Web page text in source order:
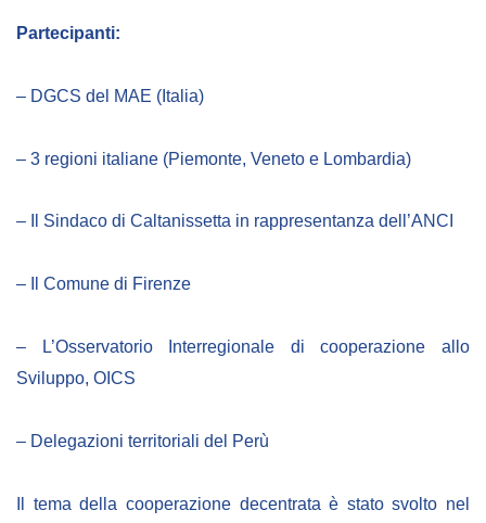
Partecipanti:
– DGCS del MAE (Italia)
– 3 regioni italiane (Piemonte, Veneto e Lombardia)
– Il Sindaco di Caltanissetta in rappresentanza dell’ANCI
– Il Comune di Firenze
– L’Osservatorio Interregionale di cooperazione allo
Sviluppo, OICS
– Delegazioni territoriali del Perù
Il tema della cooperazione decentrata è stato svolto nel